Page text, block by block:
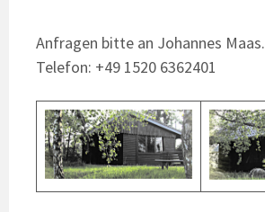
Anfragen bitte an Johannes Maas.
Telefon: +49 1520 6362401‬